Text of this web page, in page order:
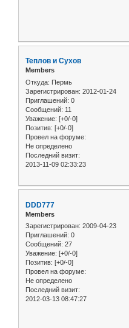
Теплов и Сухов
Members
Откуда: Пермь
Зарегистрирован: 2012-01-24
Приглашений: 0
Сообщений: 11
Уважение: [+0/-0]
Позитив: [+0/-0]
Провел на форуме:
Не определено
Последний визит:
2013-11-09 02:33:23
DDD777
Members
Зарегистрирован: 2009-04-23
Приглашений: 0
Сообщений: 27
Уважение: [+0/-0]
Позитив: [+0/-0]
Провел на форуме:
Не определено
Последний визит:
2012-03-13 08:47:27